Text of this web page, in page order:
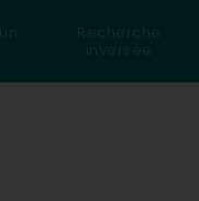
Recherche
inversée